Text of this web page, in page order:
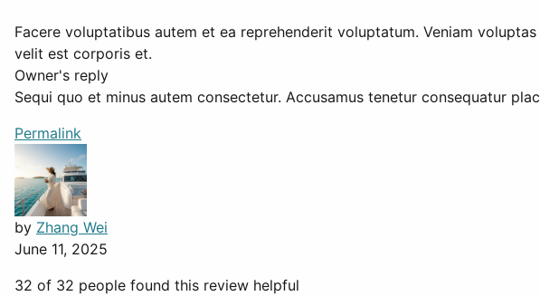
Facere voluptatibus autem et ea reprehenderit voluptatum. Veniam
velit est corporis et.
Owner's reply
Sequi quo et minus autem consectetur. Accusamus tenetur consequatur
Permalink
by Zhang Wei
June 11, 2025
32 of 32 people found this review helpful